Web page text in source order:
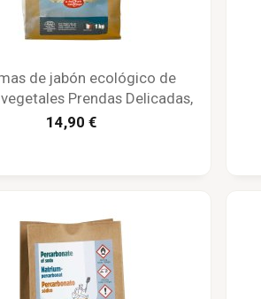
de jabón ecológico de
Prendas Delicadas,
- La Droguerie Écologique
14,90 €